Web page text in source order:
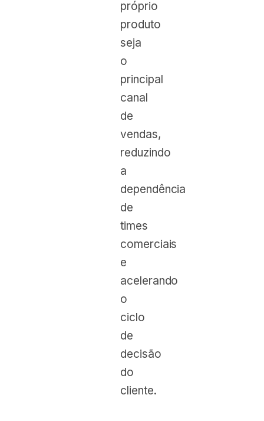
próprio
produto
seja
o
principal
canal
de
vendas,
reduzindo
a
dependência
de
times
comerciais
e
acelerando
o
ciclo
de
decisão
do
cliente.